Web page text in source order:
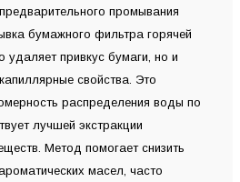
промывания
бумажного фильтра горячей
удаляет привкус бумаги, но и
свойства. Это
распределения воды по
лучшей экстракции
Метод помогает снизить
масел, часто